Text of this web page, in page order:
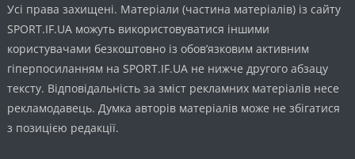
Усі права захищені. Матеріали (частина матеріалів) із сайту
SPORT.IF.UA можуть використовуватися іншими
користувачами безкоштовно із обов’язковим активним
гіперпосиланням на SPORT.IF.UA не нижче другого абзацу
тексту. Відповідальність за зміст рекламних матеріалів несе
рекламодавець. Думка авторів матеріалів може не збігатися
з позицією редакції.